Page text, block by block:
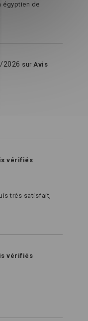
égyptien de
2026 surAvis
vérifiés
très satisfait,
vérifiés